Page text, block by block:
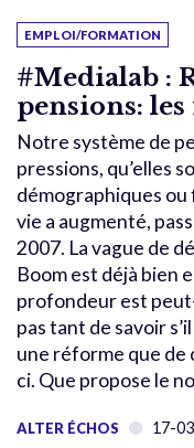
EMPLOI/FORMATION
#Medialab :
pensions: les
Notre système de
pressions, qu’elles
démographiques
vie a augmenté,
2007. La vague de
Boom est déjà bien
profondeur est
pas tant de savoir
une réforme que de
ci. Que propose le
ALTER ÉCHOS 17-